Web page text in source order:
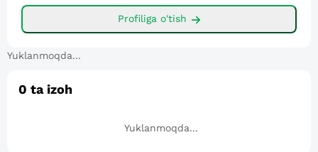
Profiliga o'tish
Yuklanmoqda...
0 ta izoh
Yuklanmoqda...